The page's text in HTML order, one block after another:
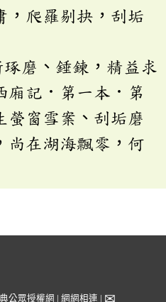
，爬羅剔抉，刮垢
磨、錘鍊，精益求
廂記．第一本．第
螢窗雪案、刮垢磨
尚在湖海飄零，何
公眾授權網 網網相連